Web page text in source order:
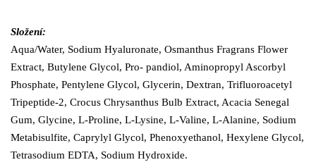
Složení:
Aqua/Water, Sodium Hyaluronate, Osmanthus Fragrans Flower
Extract, Butylene Glycol, Pro- pandiol, Aminopropyl Ascorbyl
Phosphate, Pentylene Glycol, Glycerin, Dextran, Trifluoroacetyl
Tripeptide-2, Crocus Chrysanthus Bulb Extract, Acacia Senegal
Gum, Glycine, L-Proline, L-Lysine, L-Valine, L-Alanine, Sodium
Metabisulfite, Caprylyl Glycol, Phenoxyethanol, Hexylene Glycol,
Tetrasodium EDTA, Sodium Hydroxide.